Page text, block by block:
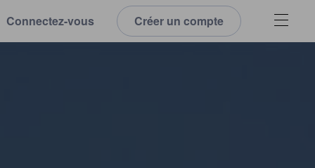
Connectez-vous Créer un compte